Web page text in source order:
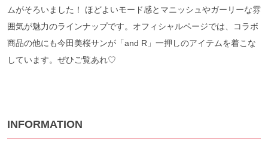
ムがそろいました！ ほどよいモード感とマニッシュやガーリーな雰
囲気が魅力のラインナップです。オフィシャルページでは、コラボ
商品の他にも今田美桜サンが「and R」一押しのアイテムを着こな
しています。ぜひご覧あれ♡
INFORMATION